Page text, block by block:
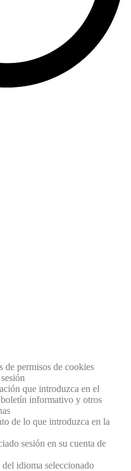
de permisos de cookies
que introduzca en el
informativo y otros
de lo que introduzca en la
sesión en su cuenta de
idioma seleccionado